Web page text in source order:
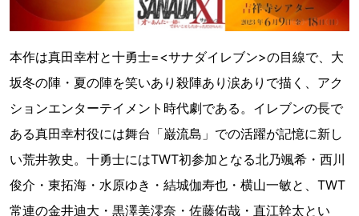
本作は真田幸村と十勇士=<サナダイレブン>の目線で、大
坂冬の陣・夏の陣を笑いあり殺陣あり涙ありで描く、アク
ションエンターテイメント時代劇である。イレブンの長で
ある真田幸村役には舞台「巌流島」での活躍が記憶に新し
い荒井敦史。十勇士にはTWT初参加となる北乃颯希・西川
俊介・東拓海・水原ゆき・結城伽寿也・横山一敏と、TWT
常連の金井迪大・黒澤美澪奈・佐藤佑哉・直江幹太とい